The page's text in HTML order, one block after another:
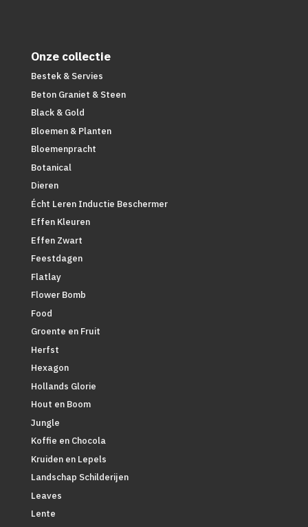
Onze collectie
Bestek & Servies
Beton Graniet & Steen
Black & Gold
Bloemen & Planten
Bloemenpracht
Botanical
Dieren
Écht Leren Inductie Beschermer
Effen Kleuren
Effen Zwart
Feestdagen
Flatlay
Flower Bomb
Food
Groente en Fruit
Herfst
Hexagon
Hollands Glorie
Hout en Boom
Jungle
Koffie en Chocola
Kruiden en Lepels
Landschap Schilderijen
Leaves
Lente